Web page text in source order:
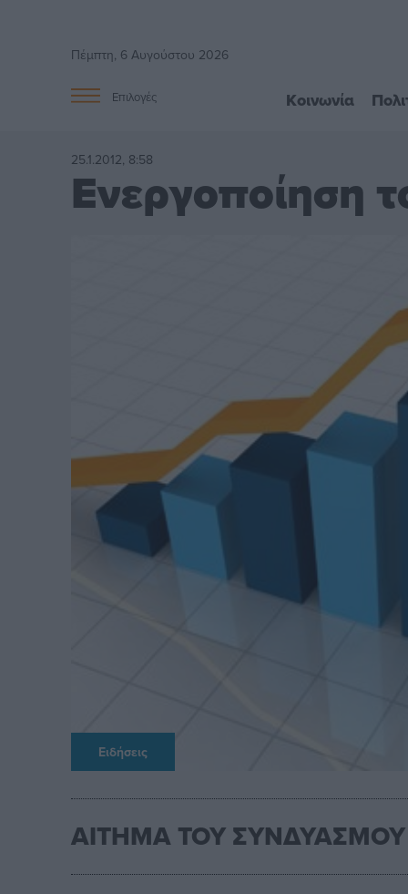
Πέμπτη, 6 Αυγούστου 2026
Επιλογές Κοινωνία
25.1.2012, 8:58
Ενεργοποίηση
Ειδήσεις
ΑΙΤΗΜΑ ΤΟΥ